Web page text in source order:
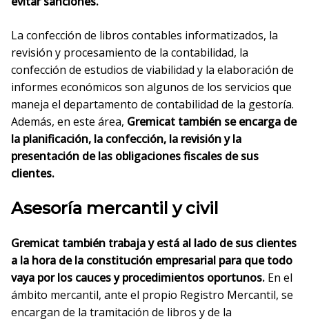
La confección de libros contables informatizados, la
revisión y procesamiento de la contabilidad, la
confección de estudios de viabilidad y la elaboración de
informes económicos son algunos de los servicios que
maneja el departamento de contabilidad de la gestoría.
Además, en este área, Gremicat también se encarga de
la planificación, la confección, la revisión y la
presentación de las obligaciones fiscales de sus
clientes.
Asesoría mercantil y civil
Gremicat también trabaja y está al lado de sus clientes
a la hora de la constitución empresarial para que todo
vaya por los cauces y procedimientos oportunos. En el
ámbito mercantil, ante el propio Registro Mercantil, se
encargan de la tramitación de libros y de la